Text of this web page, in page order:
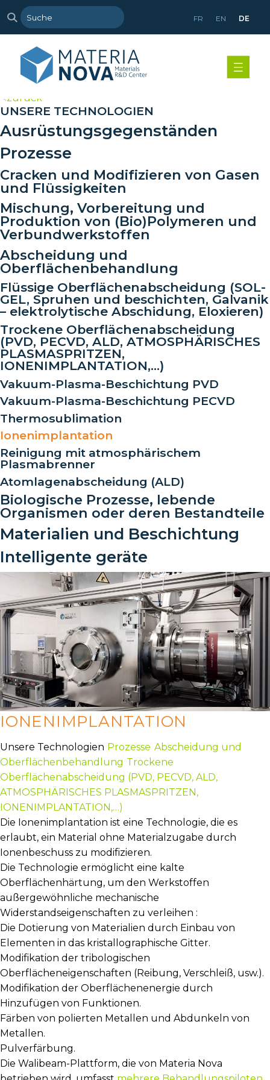
FR EN DE
zurück
UNSERE TECHNOLOGIEN
Ausrüstungsgegenständen
Prozesse
Cracken und Modifizieren von Gasen
und Flüssigkeiten
Mischung, Vorbereitung und
Produktion von (Bio)Polymeren und
Verbundwerkstoffen
Abscheidung und
Oberflächenbehandlung
Flüssige Oberflächenabscheidung (SOL-
GEL, Spruhen und beschichten, Galvanik
– elektrolytische Abschidung, Eloxieren)
Trockene Oberflächenabscheidung
(PVD, PECVD, ALD, ATMOSPHÄRISCHES
PLASMASPRITZEN,
IONENIMPLANTATION,…)
Vakuum-Plasma-Beschichtung PVD
Vakuum-Plasma-Beschichtung PECVD
Thermosublimation
Ionenimplantation
Reinigung mit atmosphärischem
Plasmabrenner
Atomlagenabscheidung (ALD)
Biologische Prozesse, lebende
Organismen oder deren Bestandteile
Materialien und Beschichtung
Intelligente geräte
IONENIMPLANTATION
Unsere Technologien Prozesse Abscheidung und
Oberflächenbehandlung Trockene
Oberflächenabscheidung (PVD, PECVD, ALD,
ATMOSPHÄRISCHES PLASMASPRITZEN,
IONENIMPLANTATION,…)
Die Ionenimplantation ist eine Technologie, die es
erlaubt, ein Material ohne Materialzugabe durch
Ionenbeschuss zu modifizieren.
Die Technologie ermöglicht eine kalte
Oberflächenhärtung, um den Werkstoffen
außergewöhnliche mechanische
Widerstandseigenschaften zu verleihen :
Die Dotierung von Materialien durch Einbau von
Elementen in das kristallographische Gitter.
Modifikation der tribologischen
Oberflächeneigenschaften (Reibung, Verschleiß, usw.).
Modifikation der Oberflächenenergie durch
Hinzufügen von Funktionen.
Färben von polierten Metallen und Abdunkeln von
Metallen.
Pulverfärbung.
Die Walibeam-Plattform, die von Materia Nova